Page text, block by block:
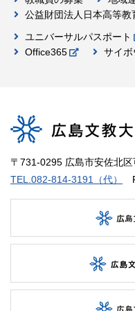
公益財団法人日本高等教
ユニバーサルパスポート
Office365
サイボ
〒731-0295 広島市安佐北
TEL.082-814-3191（代）